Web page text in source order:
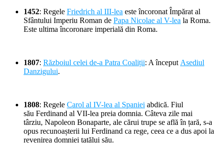
1452: Regele Friedrich al III-lea este încoronat Împărat al
Sfântului Imperiu Roman de Papa Nicolae al V-lea la Roma.
Este ultima încoronare imperială din Roma.
1807: Războiul celei de-a Patra Coaliții: A început Asediul
Danzigului.
1808: Regele Carol al IV-lea al Spaniei abdică. Fiul
său Ferdinand al VII-lea preia domnia. Câteva zile mai
târziu, Napoleon Bonaparte, ale cărui trupe se află în țară, s-a
opus recunoașterii lui Ferdinand ca rege, ceea ce a dus apoi la
revenirea domniei tatălui său.